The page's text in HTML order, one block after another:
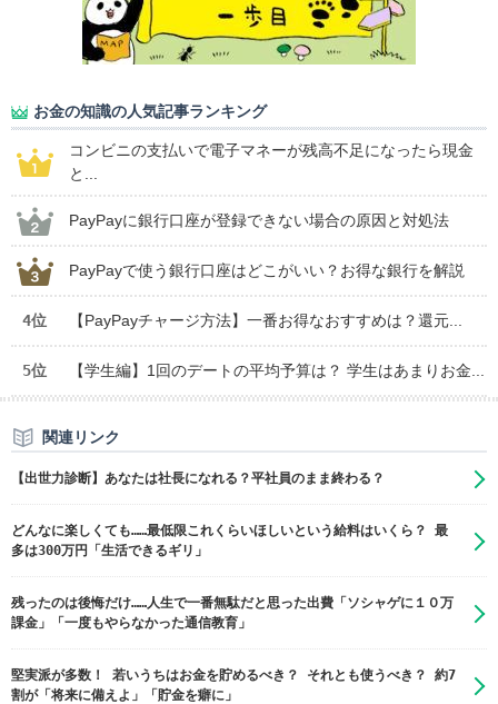
お金の知識の人気記事ランキング
コンビニの支払いで電子マネーが残高不足になったら現金
と...
PayPayに銀行口座が登録できない場合の原因と対処法
PayPayで使う銀行口座はどこがいい？お得な銀行を解説
4位 【PayPayチャージ方法】一番お得なおすすめは？還元...
5位 【学生編】1回のデートの平均予算は？ 学生はあまりお金...
関連リンク
【出世力診断】あなたは社長になれる？平社員のまま終わる？
どんなに楽しくても……最低限これくらいほしいという給料はいくら？ 最
多は300万円「生活できるギリ」
残ったのは後悔だけ……人生で一番無駄だと思った出費「ソシャゲに１０万
課金」「一度もやらなかった通信教育」
堅実派が多数！ 若いうちはお金を貯めるべき？ それとも使うべき？ 約7
割が「将来に備えよ」「貯金を癖に」